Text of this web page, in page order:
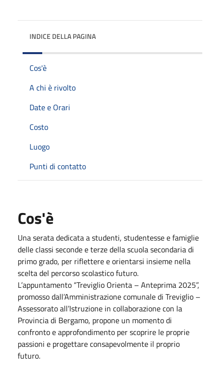
INDICE DELLA PAGINA
Cos'è
A chi è rivolto
Date e Orari
Costo
Luogo
Punti di contatto
Cos'è
Una serata dedicata a studenti, studentesse e famiglie
delle classi seconde e terze della scuola secondaria di
primo grado, per riflettere e orientarsi insieme nella
scelta del percorso scolastico futuro.
L’appuntamento “Treviglio Orienta – Anteprima 2025”,
promosso dall’Amministrazione comunale di Treviglio –
Assessorato all’Istruzione in collaborazione con la
Provincia di Bergamo, propone un momento di
confronto e approfondimento per scoprire le proprie
passioni e progettare consapevolmente il proprio
futuro.